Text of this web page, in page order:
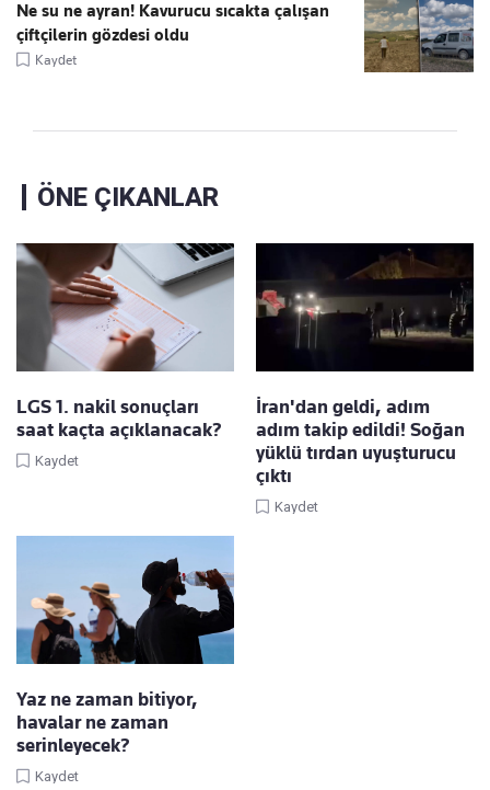
Ne su ne ayran! Kavurucu sıcakta çalışan
çiftçilerin gözdesi oldu
Kaydet
ÖNE ÇIKANLAR
LGS 1. nakil sonuçları
saat kaçta açıklanacak?
Kaydet
İran'dan geldi, adım
adım takip edildi! Soğan
yüklü tırdan uyuşturucu
çıktı
Kaydet
Yaz ne zaman bitiyor,
havalar ne zaman
serinleyecek?
Kaydet